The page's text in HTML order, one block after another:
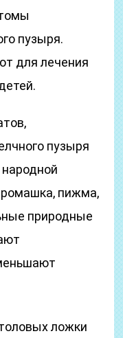
пузыря.
для лечения
пузыря
пижма,
природные
ложки